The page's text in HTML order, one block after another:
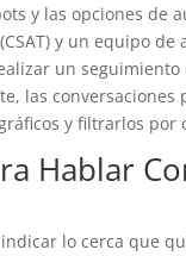
y las opciones de
y un equipo
un
las
y filtrarlos por
Hablar
lo cerca que